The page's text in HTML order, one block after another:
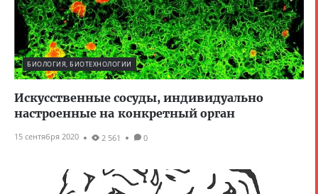
БИОЛОГИЯ, БИОТЕХНОЛОГИИ
Искусственные сосуды, индивидуально
настроенные на конкретный орган
15 сентября 2020 2 561 0